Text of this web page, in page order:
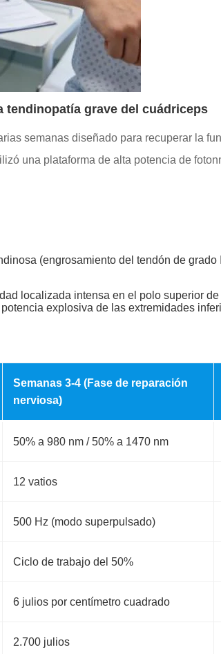
grave del cuádriceps
semanas diseñado para recuperar la
una plataforma de alta potencia de
(engrosamiento del tendón de grado
localizada intensa en el polo superior
explosiva de las extremidades
Semanas 3-4 (Fase de reparación
nerviosa)
50% a 980 nm / 50% a 1470 nm
12 vatios
500 Hz (modo superpulsado)
Ciclo de trabajo del 50%
6 julios por centímetro cuadrado
2.700 julios